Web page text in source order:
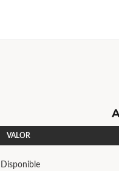
VALOR
Disponible